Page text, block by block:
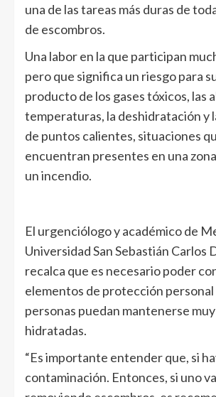
una de las tareas más duras de
de escombros.
Una labor en la que participan
pero que significa un riesgo para
producto de los gases tóxicos, las
temperaturas, la deshidratación y
de puntos calientes, situaciones
encuentran presentes en una
un incendio.
El urgenciólogo y académico de
Universidad San Sebastián Carlos
recalca que es necesario poder
elementos de protección personal
personas puedan mantenerse
hidratadas.
“Es importante entender que, si
contaminación. Entonces, si uno